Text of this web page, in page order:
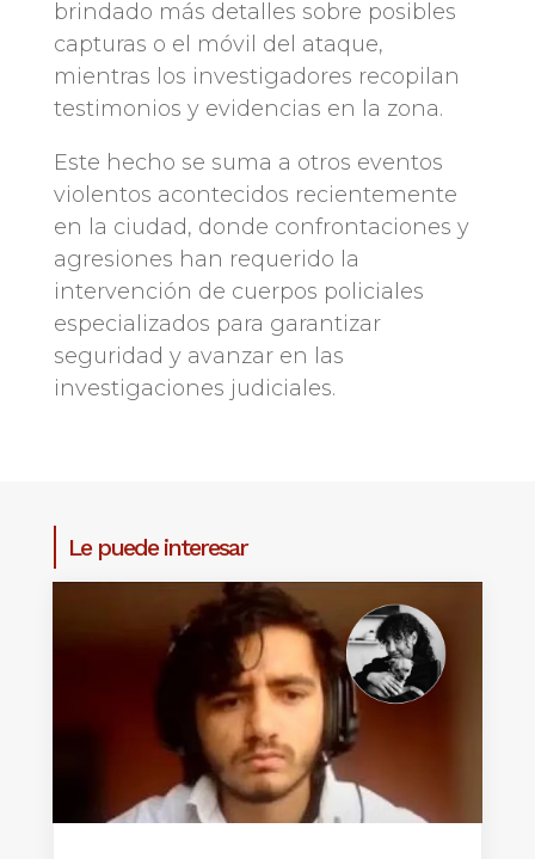
brindado más detalles sobre posibles
capturas o el móvil del ataque,
mientras los investigadores recopilan
testimonios y evidencias en la zona.
Este hecho se suma a otros eventos
violentos acontecidos recientemente
en la ciudad, donde confrontaciones y
agresiones han requerido la
intervención de cuerpos policiales
especializados para garantizar
seguridad y avanzar en las
investigaciones judiciales.
Le puede interesar